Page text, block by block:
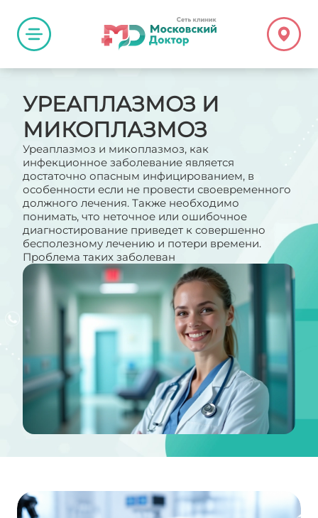
УРЕАПЛАЗМОЗ И
МИКОПЛАЗМОЗ
Уреаплазмоз и микоплазмоз, как
инфекционное заболевание является
достаточно опасным инфицированием, в
особенности если не провести своевременного
должного лечения. Также необходимо
понимать, что неточное или ошибочное
диагностирование приведет к совершенно
бесполезному лечению и потери времени.
Проблема таких заболеван